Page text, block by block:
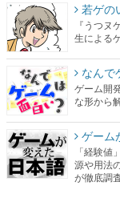
若ゲの
『うつ
生による
なんで
ゲーム開
な形から
ゲーム
「経験
源や用法
が徹底調査